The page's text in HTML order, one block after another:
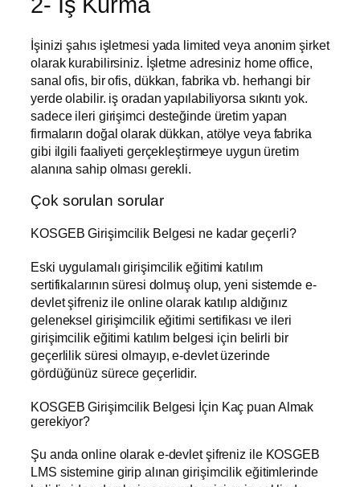
İşinizi şahıs işletmesi yada limited veya anonim şirket
olarak kurabilirsiniz. İşletme adresiniz home office,
sanal ofis, bir ofis, dükkan, fabrika vb. herhangi bir
yerde olabilir. iş oradan yapılabiliyorsa sıkıntı yok.
sadece ileri girişimci desteğinde üretim yapan
firmaların doğal olarak dükkan, atölye veya fabrika
gibi ilgili faaliyeti gerçekleştirmeye uygun üretim
alanına sahip olması gerekli.
Çok sorulan sorular
KOSGEB Girişimcilik Belgesi ne kadar geçerli?
Eski uygulamalı girişimcilik eğitimi katılım
sertifikalarının süresi dolmuş olup, yeni sistemde e-
devlet şifreniz ile online olarak katılıp aldığınız
geleneksel girişimcilik eğitimi sertifikası ve ileri
girişimcilik eğitimi katılım belgesi için belirli bir
geçerlilik süresi olmayıp, e-devlet üzerinde
gördüğünüz sürece geçerlidir.
KOSGEB Girişimcilik Belgesi İçin Kaç puan Almak
gerekiyor?
Şu anda online olarak e-devlet şifreniz ile KOSGEB
LMS sistemine girip alınan girişimcilik eğitimlerinde